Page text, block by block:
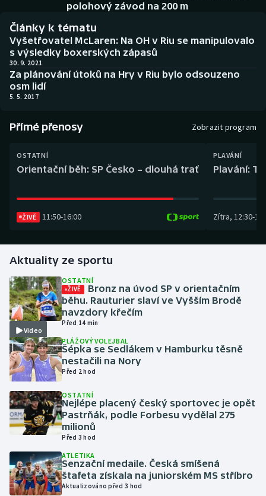
Basketbal
Biatlon
Box
Curling
Florbal
Futsal
Golf
Gymnastika
Házená
Jezdectví
Judo
Krasobruslení
Lyže a snowboard
Historické návraty
Aplikace ČT sport
polohový závod na 200 m
Články k tématu
Vyšetřovatel McLaren: Na OH v Riu se manipulovalo
s výsledky boxerských zápasů
30. 9. 2021
Za plánování útoků na Hry v Riu bylo odsouzeno
osm lidí
5. 5. 2017
Přímé přenosy Zobrazit program
OSTATNÍ
Orientační běh: SP Česko – dlouhá trať
ŽIVĚ 11:50-16:00
PLAVÁNÍ
Plavání:
Zítra, 12:30-
Aktuality ze sportu
Video
OSTATNÍ
ŽIVĚ
Bronz na úvod SP v orientačním
běhu. Rauturier slaví ve Vyšším Brodě
navzdory křečím
Před 14 min
PLÁŽOVÝ VOLEJBAL
Šépka se Sedlákem v Hamburku těsně
nestačili na Nory
Před 2 hod
OSTATNÍ
Nejlépe placený český sportovec je opět
Pastrňák, podle Forbesu vydělal 275
milionů
Před 3 hod
ATLETIKA
Senzační medaile. Česká smíšená
štafeta získala na juniorském MS stříbro
Aktualizováno před 3 hod